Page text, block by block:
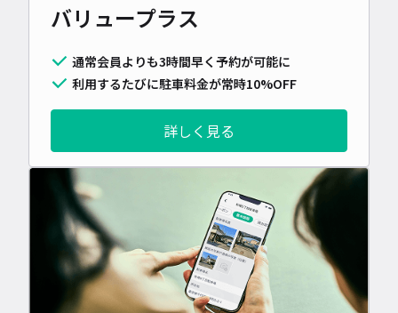
バリュープラス
通常会員よりも3時間早く予約が可能に
利用するたびに駐車料金が常時10%OFF
詳しく見る